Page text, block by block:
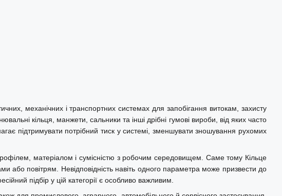
механічних і транспортних системах для запобігання витокам, захисту
кільця, манжети, сальники та інші дрібні гумові вироби, від яких часто
підтримувати потрібний тиск у системі, зменшувати зношування рухомих
матеріалом і сумісністю з робочим середовищем. Саме тому Кільце
або повітрям. Невідповідність навіть одного параметра може призвести до
підбір у цій категорії є особливо важливим.